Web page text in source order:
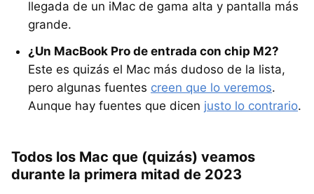
llegada de un iMac de gama alta y pantalla más
grande.
¿Un MacBook Pro de entrada con chip M2?
Este es quizás el Mac más dudoso de la lista,
pero algunas fuentes creen que lo veremos.
Aunque hay fuentes que dicen justo lo contrario.
Todos los Mac que (quizás) veamos
durante la primera mitad de 2023